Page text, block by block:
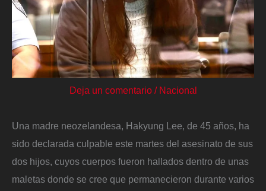
Deja un comentario / Nacional
Una madre neozelandesa, Hakyung Lee, de 45 años, ha
sido declarada culpable este martes del asesinato de sus
dos hijos, cuyos cuerpos fueron hallados dentro de unas
maletas donde se cree que permanecieron durante varios